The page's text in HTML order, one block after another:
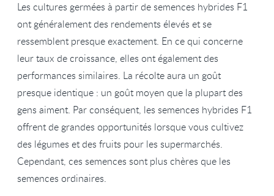
Les cultures germées à partir de semences hybrides F1
ont généralement des rendements élevés et se
ressemblent presque exactement. En ce qui concerne
leur taux de croissance, elles ont également des
performances similaires. La récolte aura un goût
presque identique : un goût moyen que la plupart des
gens aiment. Par conséquent, les semences hybrides F1
offrent de grandes opportunités lorsque vous cultivez
des légumes et des fruits pour les supermarchés.
Cependant, ces semences sont plus chères que les
semences ordinaires.